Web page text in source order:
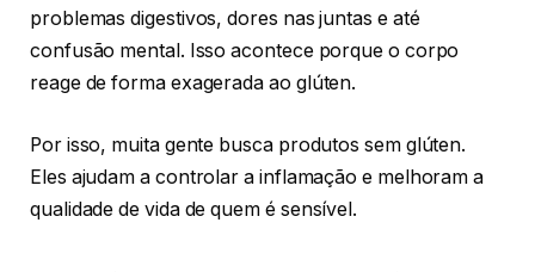
problemas digestivos, dores nas juntas e até
confusão mental. Isso acontece porque o corpo
reage de forma exagerada ao glúten.
Por isso, muita gente busca produtos sem glúten.
Eles ajudam a controlar a inflamação e melhoram a
qualidade de vida de quem é sensível.